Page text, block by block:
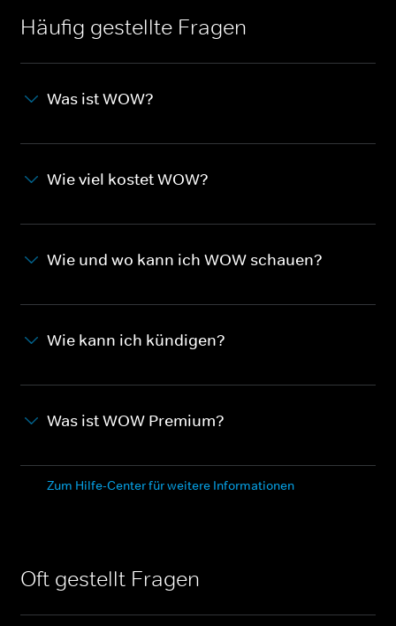
Häufig gestellte Fragen
Was ist WOW?
Wie viel kostet WOW?
Wie und wo kann ich WOW schauen?
Wie kann ich kündigen?
Was ist WOW Premium?
Zum Hilfe-Center für weitere Informationen
Oft gestellt Fragen